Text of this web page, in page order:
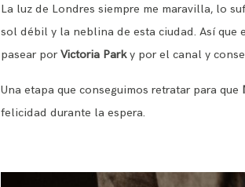
La luz de Londres siempre me maravilla, lo
sol débil y la neblina de esta ciudad. Así que
pasear porVictoria Parky por el canal y
Una etapa que conseguimos retratar para que
felicidad durante la espera.